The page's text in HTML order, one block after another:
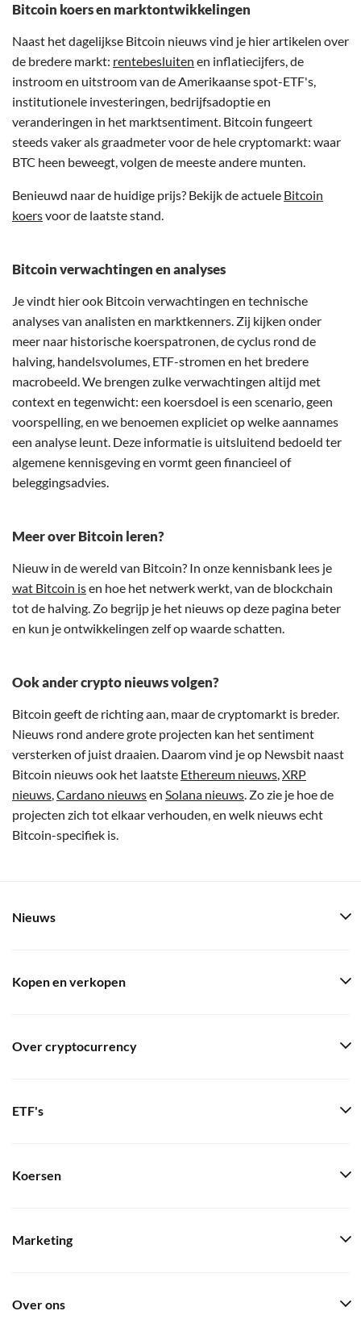
Bitcoin koers en marktontwikkelingen
Naast het dagelijkse Bitcoin nieuws vind je hier artikelen over
de bredere markt: rentebesluiten en inflatiecijfers, de
instroom en uitstroom van de Amerikaanse spot-ETF's,
institutionele investeringen, bedrijfsadoptie en
veranderingen in het marktsentiment. Bitcoin fungeert
steeds vaker als graadmeter voor de hele cryptomarkt: waar
BTC heen beweegt, volgen de meeste andere munten.
Benieuwd naar de huidige prijs? Bekijk de actuele Bitcoin
koersvoor de laatste stand.
Bitcoin verwachtingen en analyses
Je vindt hier ook Bitcoin verwachtingen en technische
analyses van analisten en marktkenners. Zij kijken onder
meer naar historische koerspatronen, de cyclus rond de
halving, handelsvolumes, ETF-stromen en het bredere
macrobeeld. We brengen zulke verwachtingen altijd met
context en tegenwicht: een koersdoel is een scenario, geen
voorspelling, en we benoemen expliciet op welke aannames
een analyse leunt. Deze informatie is uitsluitend bedoeld ter
algemene kennisgeving en vormt geen financieel of
beleggingsadvies.
Meer over Bitcoin leren?
Nieuw in de wereld van Bitcoin? In onze kennisbank lees je
wat Bitcoin isen hoe het netwerk werkt, van de blockchain
tot de halving. Zo begrijp je het nieuws op deze pagina beter
en kun je ontwikkelingen zelf op waarde schatten.
Ook ander crypto nieuws volgen?
Bitcoin geeft de richting aan, maar de cryptomarkt is breder.
Nieuws rond andere grote projecten kan het sentiment
versterken of juist draaien. Daarom vind je op Newsbit naast
Bitcoin nieuws ook het laatste Ethereum nieuws,XRP
nieuws,Cardano nieuwsen Solana nieuws. Zo zie je hoe de
projecten zich tot elkaar verhouden, en welk nieuws echt
Bitcoin-specifiek is.
Nieuws
Kopen en verkopen
Over cryptocurrency
ETF's
Koersen
Marketing
Over ons